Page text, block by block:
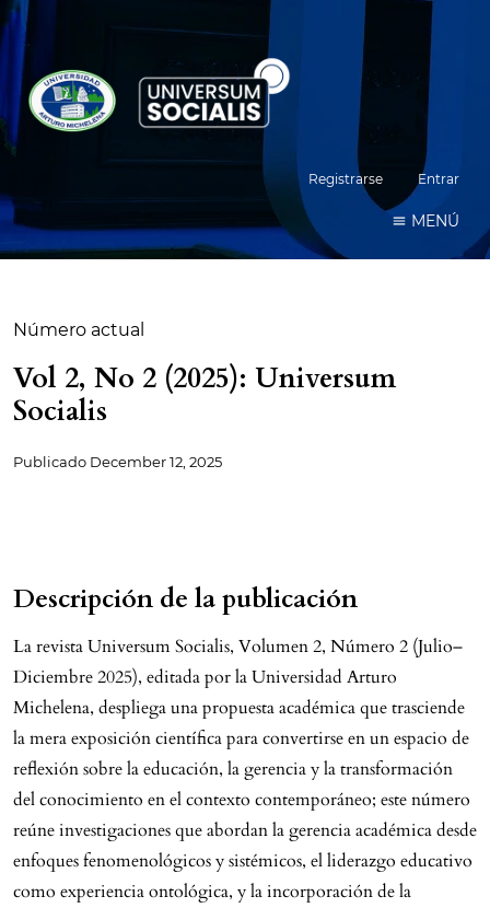
Registrarse Entrar
MENÚ
Número actual
Vol 2, No 2 (2025): Universum
Socialis
Publicado December 12, 2025
Descripción de la publicación
La revista Universum Socialis, Volumen 2, Número 2 (Julio–
Diciembre 2025), editada por la Universidad Arturo
Michelena, despliega una propuesta académica que trasciende
la mera exposición científica para convertirse en un espacio de
reflexión sobre la educación, la gerencia y la transformación
del conocimiento en el contexto contemporáneo; este número
reúne investigaciones que abordan la gerencia académica desde
enfoques fenomenológicos y sistémicos, el liderazgo educativo
como experiencia ontológica, y la incorporación de la